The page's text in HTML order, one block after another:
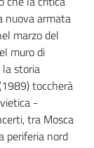
nuova armata
marzo del
muro di
storia
toccherà
-
tra Mosca
periferia nord